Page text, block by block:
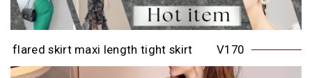
flared skirt maxi length tight skirt V170